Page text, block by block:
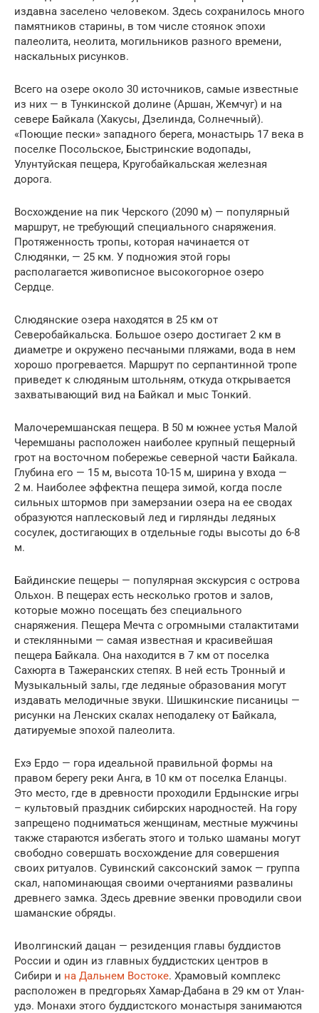
издавна заселено человеком. Здесь сохранилось много
памятников старины, в том числе стоянок эпохи
палеолита, неолита, могильников разного времени,
наскальных рисунков.
Всего на озере около 30 источников, самые известные
из них — в Тункинской долине (Аршан, Жемчуг) и на
севере Байкала (Хакусы, Дзелинда, Солнечный).
«Поющие пески» западного берега, монастырь 17 века в
поселке Посольское, Быстринские водопады,
Улунтуйская пещера, Кругобайкальская железная
дорога.
Восхождение на пик Черского (2090 м) — популярный
маршрут, не требующий специального снаряжения.
Протяженность тропы, которая начинается от
Слюдянки, — 25 км. У подножия этой горы
располагается живописное высокогорное озеро
Сердце.
Слюдянские озера находятся в 25 км от
Северобайкальска. Большое озеро достигает 2 км в
диаметре и окружено песчаными пляжами, вода в нем
хорошо прогревается. Маршрут по серпантинной тропе
приведет к слюдяным штольням, откуда открывается
захватывающий вид на Байкал и мыс Тонкий.
Малочеремшанская пещера. В 50 м южнее устья Малой
Черемшаны расположен наиболее крупный пещерный
грот на восточном побережье северной части Байкала.
Глубина его — 15 м, высота 10-15 м, ширина у входа —
2 м. Наиболее эффектна пещера зимой, когда после
сильных штормов при замерзании озера на ее сводах
образуются наплесковый лед и гирлянды ледяных
сосулек, достигающих в отдельные годы высоты до 6-8
м.
Байдинские пещеры — популярная экскурсия с острова
Ольхон. В пещерах есть несколько гротов и залов,
которые можно посещать без специального
снаряжения. Пещера Мечта с огромными сталактитами
и стеклянными — самая известная и красивейшая
пещера Байкала. Она находится в 7 км от поселка
Сахюрта в Тажеранских степях. В ней есть Тронный и
Музыкальный залы, где ледяные образования могут
издавать мелодичные звуки. Шишкинские писаницы —
рисунки на Ленских скалах неподалеку от Байкала,
датируемые эпохой палеолита.
Ехэ Ердо — гора идеальной правильной формы на
правом берегу реки Анга, в 10 км от поселка Еланцы.
Это место, где в древности проходили Ердынские игры
– культовый праздник сибирских народностей. На гору
запрещено подниматься женщинам, местные мужчины
также стараются избегать этого и только шаманы могут
свободно совершать восхождение для совершения
своих ритуалов. Сувинский саксонский замок — группа
скал, напоминающая своими очертаниями развалины
древнего замка. Здесь древние эвенки проводили свои
шаманские обряды.
Иволгинский дацан — резиденция главы буддистов
России и один из главных буддистских центров в
Сибири и на Дальнем Востоке. Храмовый комплекс
расположен в предгорьях Хамар-Дабана в 29 км от Улан-
удэ. Монахи этого буддистского монастыря занимаются